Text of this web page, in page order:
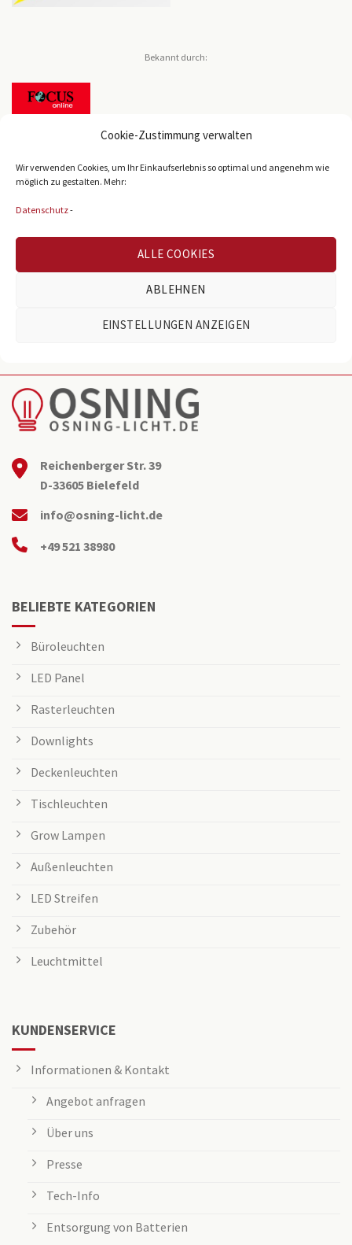
Cookie-Zustimmung verwalten
Wir verwenden Cookies, um Ihr Einkaufserlebnis so optimal und angenehm wie
möglich zu gestalten. Mehr:
Datenschutz-
ALLE COOKIES
ABLEHNEN
EINSTELLUNGEN ANZEIGEN
Bekannt durch:
Bekannt durch:
Reichenberger Str. 39
D-33605 Bielefeld
info@osning-licht.de
+49 521 38980
BELIEBTE KATEGORIEN
Büroleuchten
LED Panel
Rasterleuchten
Downlights
Deckenleuchten
Tischleuchten
Grow Lampen
Außenleuchten
LED Streifen
Zubehör
Leuchtmittel
KUNDENSERVICE
Informationen & Kontakt
Angebot anfragen
Über uns
Presse
Tech-Info
Entsorgung von Batterien